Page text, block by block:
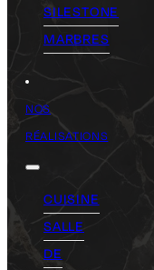
SILESTONE
MARBRES
NOS
RÉALISATIONS
CUISINE
SALLE
DE